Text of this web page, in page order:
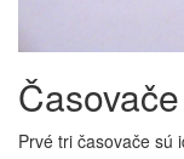
Časovače
Prvé tri časovače sú